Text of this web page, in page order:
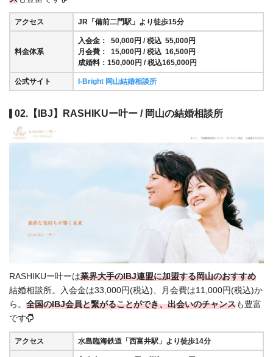
アクセス JR「備前二門駅」より徒歩15分
料金体系
入会金： 50,000円 / 税込 55,000円
月会費： 15,000円 / 税込 16,500円
成婚料：150,000円 / 税込165,000円
公式サイト I-Bright 岡山結婚相談所
02.【IBJ】RASHIKUー叶ー / 岡山の結婚相談所
RASHIKUー叶ーは業界大手のIBJ連盟に加盟する岡山のおすすめ
結婚相談所。入会金は33,000円(税込)、月会費は11,000円(税込)か
ら。 全国のIBJ会員と繋がることができ、出会いのチャンスも豊富
です
アクセス 水島臨海鉄道「西富井駅」より徒歩14分